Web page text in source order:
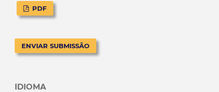
PDF
ENVIAR SUBMISSÃO
IDIOMA